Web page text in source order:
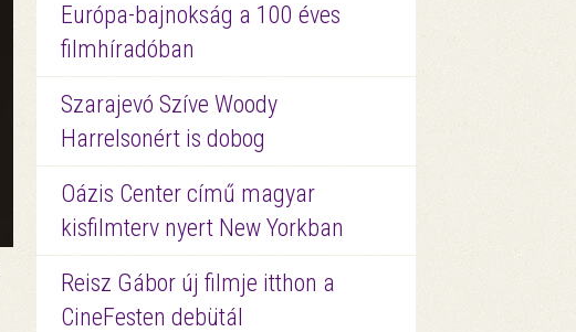
Európa-bajnokság a 100 éves
filmhíradóban
Szarajevó Szíve Woody
Harrelsonért is dobog
Oázis Center című magyar
kisfilmterv nyert New Yorkban
Reisz Gábor új filmje itthon a
CineFesten debütál